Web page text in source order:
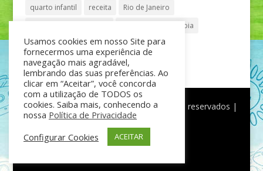
quarto infantil
receita
Rio de Janeiro
Shopping Vila Olímpia
São Paulo
teatro tênis
®Mãe de Menino | © Todos os direitos reservados |
Política de Privacidade
Usamos cookies em nosso Site para
fornecermos uma experiência de
navegação mais agradável,
lembrando das suas preferências. Ao
clicar em “Aceitar”, você concorda
com a utilização de TODOS os
cookies. Saiba mais, conhecendo a
nossa Política de Privacidade
Configurar Cookies
ACEITAR